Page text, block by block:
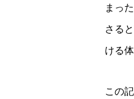
まっ
さる
ける
この